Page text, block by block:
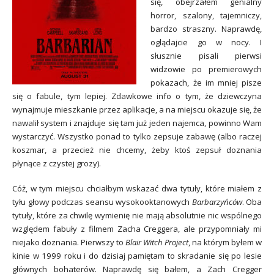
horror, szalony, tajemniczy,
bardzo straszny. Naprawdę,
oglądajcie go w nocy. I
słusznie pisali pierwsi
widzowie po premierowych
pokazach, że im mniej pisze
się o fabule, tym lepiej. Zdawkowe info o tym, że dziewczyna
wynajmuje mieszkanie przez aplikacje, a na miejscu okazuje się, że
nawalił system i znajduje się tam już jeden najemca, powinno Wam
wystarczyć. Wszystko ponad to tylko zepsuje zabawę (albo raczej
koszmar, a przecież nie chcemy, żeby ktoś zepsuł doznania
płynące z czystej grozy).
Cóż, w tym miejscu chciałbym wskazać dwa tytuły, które miałem z
tyłu głowy podczas seansu wysokooktanowych Barbarzyńców. Oba
tytuły, które za chwilę wymienię nie mają absolutnie nic wspólnego
względem fabuły z filmem Zacha Creggera, ale przypomniały mi
niejako doznania. Pierwszy to Blair Witch Project, na którym byłem w
kinie w 1999 roku i do dzisiaj pamiętam to skradanie się po lesie
głównych bohaterów. Naprawdę się bałem, a Zach Cregger